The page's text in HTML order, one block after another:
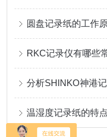
圆盘记录纸的工作
RKC记录仪有哪些
分析SHINKO神港
温湿度记录纸的特